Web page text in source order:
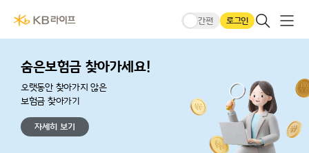
KB라이프생명메인 큰글씨모드
간편 로그인 검색 레이어
전체
숨은보험금 찾아가세요!
오랫동안 찾아가지 않은
보험금 찾아가기
자세히 보기